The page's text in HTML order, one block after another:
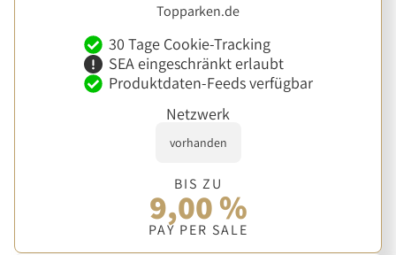
Topparken.de
30 Tage Cookie-Tracking
SEA eingeschränkt erlaubt
Produktdaten-Feeds verfügbar
Netzwerk
vorhanden
BIS ZU
9,00 %
PAY PER SALE